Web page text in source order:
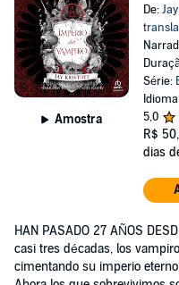
Amostra
De:
Série:
5,0
R$
dias
HAN PASADO 27 AÑOS
casi tres décadas, los
cimentando su imperio